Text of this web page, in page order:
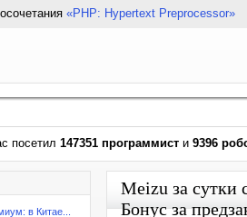
«PHP: Hypertext Preprocessor»
посетил 147351 программист и 9396
в Китае...
Meizu за сутки
Бонус за